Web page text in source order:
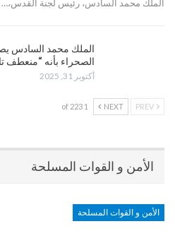
الملك محمد السادس، رئيس لجنة القدس،…
الملك محمد السادس
الصحراء بأنه “منعطف
أكتوبر 31, 2025
NEXT
1 of 223
الأمن و القوات المسلحة
الأمن و القوات المسلحة